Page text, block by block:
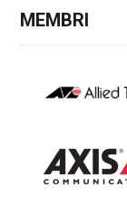
MEMBRI